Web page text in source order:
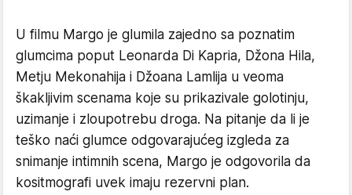
U filmu Margo je glumila zajedno sa poznatim
glumcima poput Leonarda Di Kapria, Džona Hila,
Metju Mekonahija i Džoana Lamlija u veoma
škakljivim scenama koje su prikazivale golotinju,
uzimanje i zloupotrebu droga. Na pitanje da li je
teško naći glumce odgovarajućeg izgleda za
snimanje intimnih scena, Margo je odgovorila da
kositmografi uvek imaju rezervni plan.